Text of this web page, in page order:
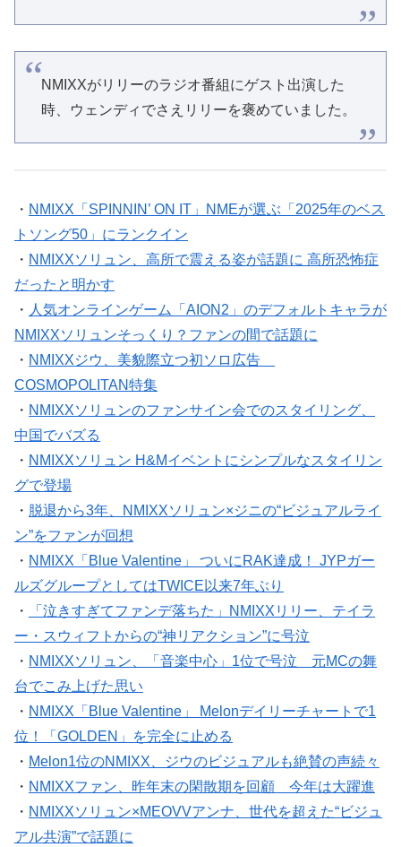
NMIXXがリリーのラジオ番組にゲスト出演した
時、ウェンディでさえリリーを褒めていました。
・ NMIXX「SPINNIN’ ON IT」NMEが選ぶ「2025年のベス
トソング50」にランクイン
・ NMIXXソリュン、高所で震える姿が話題に 高所恐怖症
だったと明かす
・ 人気オンラインゲーム「AION2」のデフォルトキャラが
NMIXXソリュンそっくり？ファンの間で話題に
・ NMIXXジウ、美貌際立つ初ソロ広告
COSMOPOLITAN特集
・ NMIXXソリュンのファンサイン会でのスタイリング、
中国でバズる
・ NMIXXソリュン H&Mイベントにシンプルなスタイリン
グで登場
・ 脱退から3年、NMIXXソリュン×ジニの“ビジュアルライ
ン”をファンが回想
・ NMIXX「Blue Valentine」 ついにRAK達成！ JYPガー
ルズグループとしてはTWICE以来7年ぶり
・
「泣きすぎてファンデ落ちた」NMIXXリリー、テイラ
ー・スウィフトからの“神リアクション”に号泣
・ NMIXXソリュン、「音楽中心」1位で号泣 元MCの舞
台でこみ上げた思い
・ NMIXX「Blue Valentine」 Melonデイリーチャートで1
位！「GOLDEN」を完全に止める
・ Melon1位のNMIXX、ジウのビジュアルも絶賛の声続々
・ NMIXXファン、昨年末の閑散期を回顧 今年は大躍進
・ NMIXXソリュン×MEOVVアンナ、世代を超えた“ビジュ
アル共演”で話題に